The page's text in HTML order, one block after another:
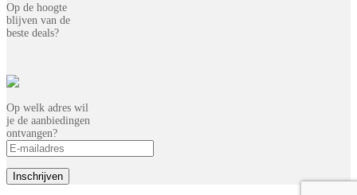
Op de hoogte
blijven van de
beste deals?
Op welk adres wil
je de aanbiedingen
ontvangen?